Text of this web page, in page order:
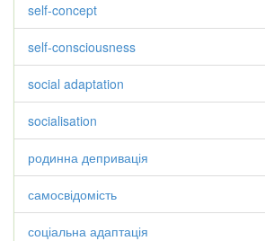
self-concept
self-consciousness
social adaptation
socialisation
родинна депривація
самосвідомість
соціальна адаптація